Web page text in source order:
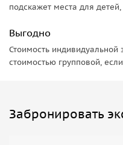
подскажет места для детей,
Выгодно
Стоимость индивидуальной
стоимостью групповой,
Забронировать